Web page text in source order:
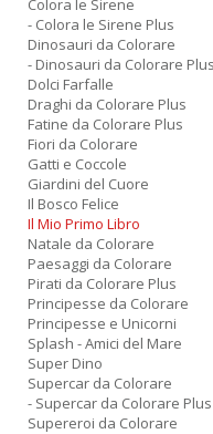
Colora le Sirene
- Colora le Sirene Plus
Dinosauri da Colorare
- Dinosauri da Colorare Plus
Dolci Farfalle
Draghi da Colorare Plus
Fatine da Colorare Plus
Fiori da Colorare
Gatti e Coccole
Giardini del Cuore
Il Bosco Felice
Il Mio Primo Libro
Natale da Colorare
Paesaggi da Colorare
Pirati da Colorare Plus
Principesse da Colorare
Principesse e Unicorni
Splash - Amici del Mare
Super Dino
Supercar da Colorare
- Supercar da Colorare Plus
Supereroi da Colorare